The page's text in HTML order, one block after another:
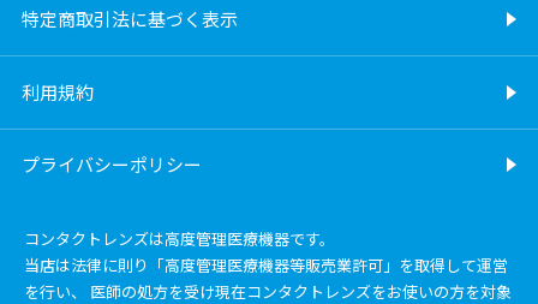
特定商取引法に基づく表示
利用規約
プライバシーポリシー
コンタクトレンズは高度管理医療機器です。
当店は法律に則り「高度管理医療機器等販売業許可」を取得して運営
を行い、 医師の処方を受け現在コンタクトレンズをお使いの方を対象